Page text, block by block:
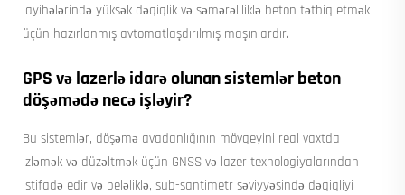
layihələrində yüksək dəqiqlik və səmərəliliklə beton tətbiq etmək
üçün hazırlanmış avtomatlaşdırılmış maşınlardır.
GPS və lazerlə idarə olunan sistemlər beton
döşəmədə necə işləyir?
Bu sistemlər, döşəmə avadanlığının mövqeyini real vaxtda
izləmək və düzəltmək üçün GNSS və lazer texnologiyalarından
istifadə edir və beləliklə, sub-santimetr səviyyəsində dəqiqliyi